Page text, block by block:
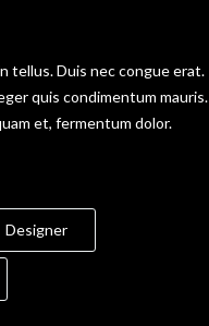
tellus. Duis nec congue erat.
quis condimentum mauris.
et, fermentum dolor.
Designer